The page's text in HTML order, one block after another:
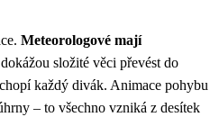
Meteorologové mají
složité věci převést do
každý divák. Animace pohybu
– to všechno vzniká z desítek